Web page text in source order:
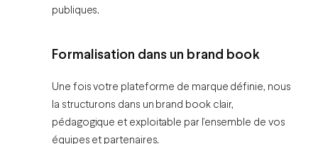
publiques.
Formalisation dans un brand book
Une fois votre plateforme de marque définie, nous
la structurons dans un brand book clair,
pédagogique et exploitable par l’ensemble de vos
équipes et partenaires.